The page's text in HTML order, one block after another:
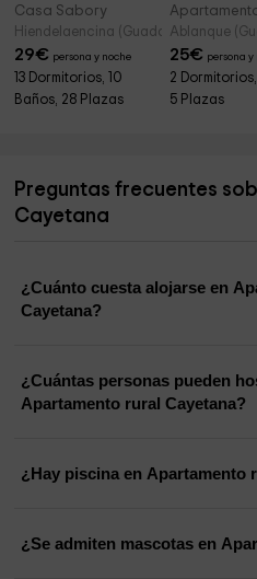
Casa Sabory
Hiendelaencina (Guadalajara)
29€ persona y noche
13 Dormitorios, 10
Baños, 28 Plazas
Ablanque
25€ persona y
2
5 Plazas
Preguntas frecuentes
Cayetana
¿Cuánto cuesta alojarse en
Cayetana?
¿Cuántas personas pueden
Apartamento rural Cayetana?
¿Hay piscina en Apartamento
¿Se admiten mascotas en